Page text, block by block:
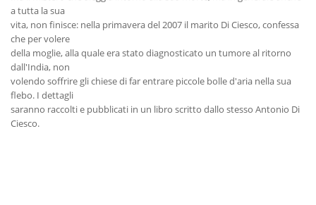
a tutta la sua
vita, non finisce: nella primavera del 2007 il marito Di Ciesco, confessa
che per volere
della moglie, alla quale era stato diagnosticato un tumore al ritorno
dall'India, non
volendo soffrire gli chiese di far entrare piccole bolle d'aria nella sua
flebo. I dettagli
saranno raccolti e pubblicati in un libro scritto dallo stesso Antonio Di
Ciesco.